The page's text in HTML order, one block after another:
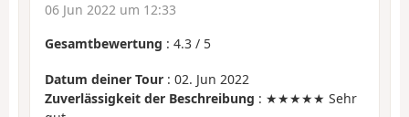
06 Jun 2022 um 12:33
Gesamtbewertung : 4.3 / 5
Datum deiner Tour : 02. Jun 2022
Zuverlässigkeit der Beschreibung : ★★★★★ Sehr